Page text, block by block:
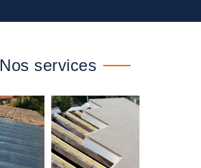
Nos services